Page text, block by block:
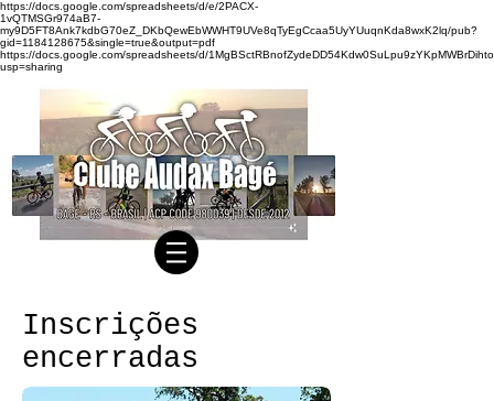
https://docs.google.com/spreadsheets/d/e/2PACX-
1vQTMSGr974aB7-
my9D5FT8Ank7kdbG70eZ_DKbQewEbWWHT9UVe8qTyEgCcaa5UyYUuqnKda8wxK2lq/pub?
gid=1184128675&single=true&output=pdf
https://docs.google.com/spreadsheets/d/
usp=sharing
Inscrições
encerradas